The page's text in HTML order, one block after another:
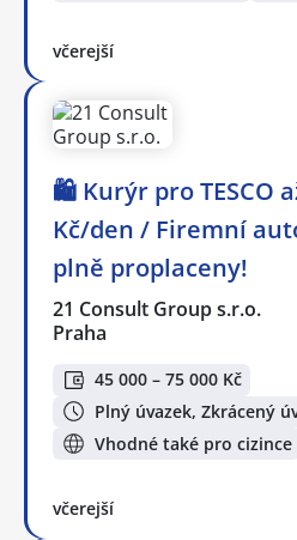
včerejší
🛍️ Kurýr pro TESCO
Kč/den / Firemní
plně proplaceny!
21 Consult Group s.r.o.
Praha
45 000 – 75 000 Kč
Plný úvazek, Zkrácený
Vhodné také pro cizince
včerejší